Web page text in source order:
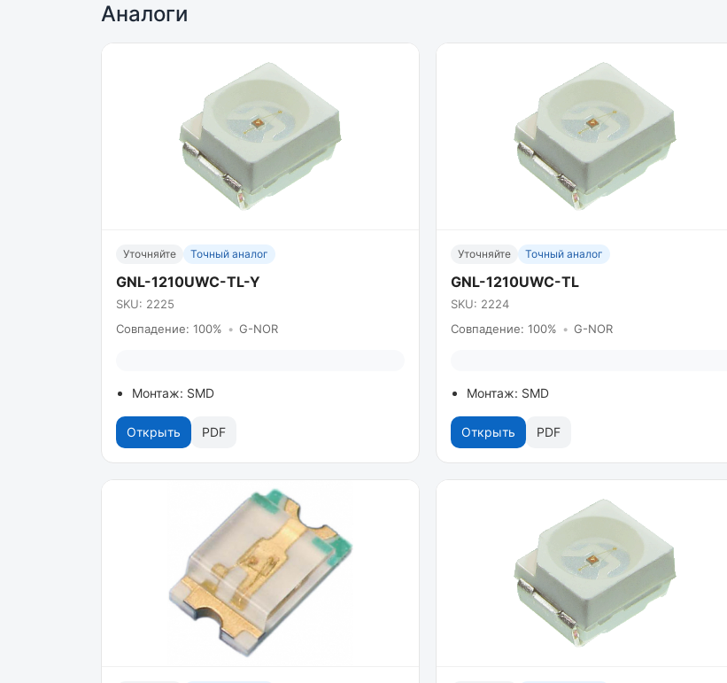
Аналоги
Уточняйте Точный аналог
GNL-1210UWC-TL-Y
SKU: 2225
Совпадение: 100% • G-NOR
Монтаж: SMD
Открыть PDF
Уточняйте Точный аналог
GNL-1210UWC-TL
SKU: 2224
Совпадение: 100% • G-NOR
Монтаж: SMD
Открыть PDF